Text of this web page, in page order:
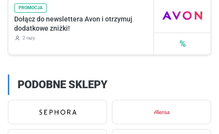
%
PROMOCJA
Dołącz do newslettera Avon i otrzymuj
dodatkowe zniżki!
2 razy
PODOBNE SKLEPY